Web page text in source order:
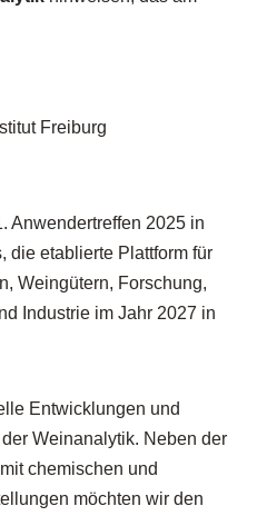
Freiburg
Anwendertreffen 2025 in
die etablierte Plattform für
Weingütern, Forschung,
Industrie im Jahr 2027 in
Entwicklungen und
Weinanalytik. Neben der
chemischen und
möchten wir den